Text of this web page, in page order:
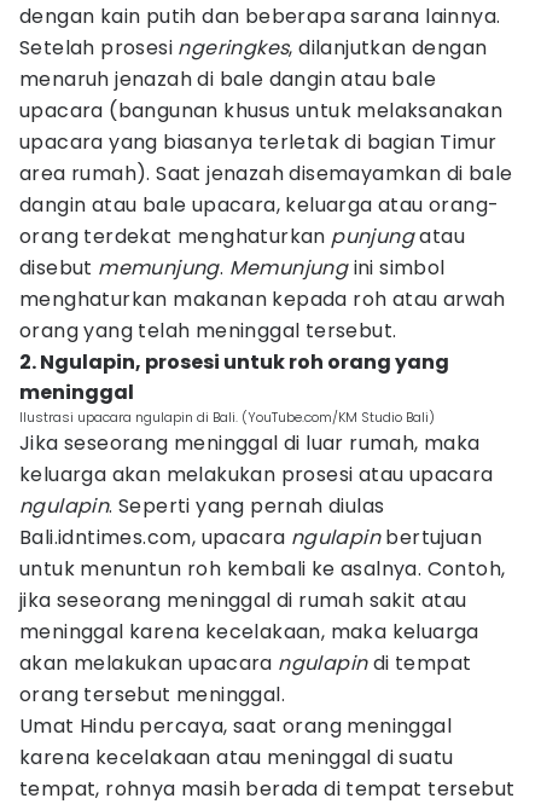
dengan kain putih dan beberapa sarana lainnya.
Setelah prosesi ngeringkes, dilanjutkan dengan
menaruh jenazah di bale dangin atau bale
upacara (bangunan khusus untuk melaksanakan
upacara yang biasanya terletak di bagian Timur
area rumah). Saat jenazah disemayamkan di bale
dangin atau bale upacara, keluarga atau orang-
orang terdekat menghaturkan punjungatau
disebut memunjung. Memunjungini simbol
menghaturkan makanan kepada roh atau arwah
orang yang telah meninggal tersebut.
2. Ngulapin, prosesi untuk roh orang yang
meninggal
Ilustrasi upacara ngulapin di Bali. (YouTube.com/KM Studio Bali)
Jika seseorang meninggal di luar rumah, maka
keluarga akan melakukan prosesi atau upacara
ngulapin. Seperti yang pernah diulas
Bali.idntimes.com, upacara ngulapinbertujuan
untuk menuntun roh kembali ke asalnya. Contoh,
jika seseorang meninggal di rumah sakit atau
meninggal karena kecelakaan, maka keluarga
akan melakukan upacara ngulapindi tempat
orang tersebut meninggal.
Umat Hindu percaya, saat orang meninggal
karena kecelakaan atau meninggal di suatu
tempat, rohnya masih berada di tempat tersebut